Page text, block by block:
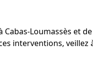
Loumassès et de
interventions, veillez